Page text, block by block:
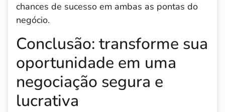
chances de sucesso em ambas as pontas do
negócio.
Conclusão: transforme sua
oportunidade em uma
negociação segura e
lucrativa